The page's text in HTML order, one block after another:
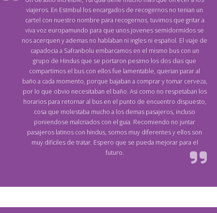
viajeros. En Estmbul los encargados de recogernos no tenian un
cartel con nuestro nombre para recogernos, tuvimos que gritar a
viva voz europamundo para que unos jovenes semidormidos se
nos acerquen y ademas no hablaban ni ingles ni español. El viaje de
capadocia a Safranbolu embarcamos en el mismo bus con un
grupo de Hindus que se portaron pesimo los dos dias que
compartimos el bus con ellos fue lamentable, querian parar al
baño a cada momento, porque bajaban a comprar y tomar cerveza,
por lo que obvio necesitaban el baño. Asi como no respetaban los
horarios para retornar al bus en el punto de encuentro dispuesto,
cosa que molestaba mucho a los demas pasajeros, incluso
poniendose malcriados con el guia. Recomiendo no juntar
pasajeros latinos con hindus, somos muy diferentes y ellos son
muy dificiles de tratar. Espero que se pueda mejorar para el
futuro.